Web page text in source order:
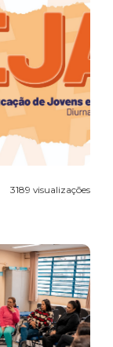
3189 visualizações